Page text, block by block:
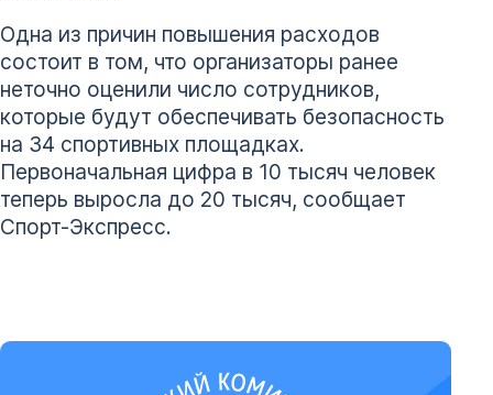
Одна из причин повышения расходов
состоит в том, что организаторы ранее
неточно оценили число сотрудников,
которые будут обеспечивать безопасность
на 34 спортивных площадках.
Первоначальная цифра в 10 тысяч человек
теперь выросла до 20 тысяч, сообщает
Спорт-Экспресс.